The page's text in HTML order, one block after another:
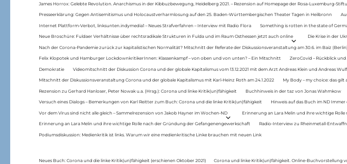
James Horrox: Gelebte Revolution. Anarchismus in der Kibbuzbewegung, Heidelberg 2021. – Rezension auf Homepage der Rosa-Luxemburg-
Presseerklärung: Gegen Antisemitismus und Holocaustverharmlosung auf den 25. Baden-Württembergischen Theater Tagen in Heilbronn
Internet Plattform-Verbot, linksunten.indymedia1 – Neues Strafverfahren – Interview mit Radio Flora Something is rotten in the state of
Neue Broschüre: Fuldaer Verhältnisse über rechtsradikale Strukturen in Fulda und im Raum Osthessen jetzt auch online Die Krise in der
Nach der Corona-Pandemie zurück zur kapitalistischen Normalität? Mitschnitt der Referate der Diskussionsveranstaltung am 30.6. im Baiz (Berlin)
Felix Klopotek und Hamburger LockdownkritikerInnen: Klassenkampf – von oben und von unten? – Ein Mitschnitt ZeroCovid – Rückblick
Demokratie Videomitschnitt der Diskussion Corona und der globale Kapitalismus vom 13.12.2021 mit dem Arzt Andreas Klein und Andreas
Mitschnitt der Diskussionsveranstaltung Corona und der globale Kapitalismus mit Karl-Heinz Roth am 24.1.2022 My Body – my choice: das
Rezension zu Gerhard Hanloser, Peter Nowak u.a. (Hrsg.): Corona und linke Kritik(un)fähigkeit Buchhinweis in der taz von Jonas Wahmkow
Versuch eines Dialogs – Bemerkungen von Karl Reitter zum Buch: Corona und die linke Kritik(un)fähigkeit Hinweis auf das Buch im ND
Vor dem Virus sind nicht alle gleich – Sammelrezension von Jakob Hayner im Wochen-ND Erinnerung an Lara Melin und ihre wichtige
Erinnerung an Lara Melin und ihre wichtige Rolle nach der Gründung der Gefangenengewerkschaft Radio-Interview zu Rheinmetall-
Podiumsdiskussion: Medienkritik ist links. Warum wir eine medienkritische Linke brauchen mit neuen Link
Neues Buch: Corona und die linke Kritik(un)fähigkeit (erschienen Oktober 2021) Corona und linke Kritik(un)fähigkeit. Online-Buchvorstellung